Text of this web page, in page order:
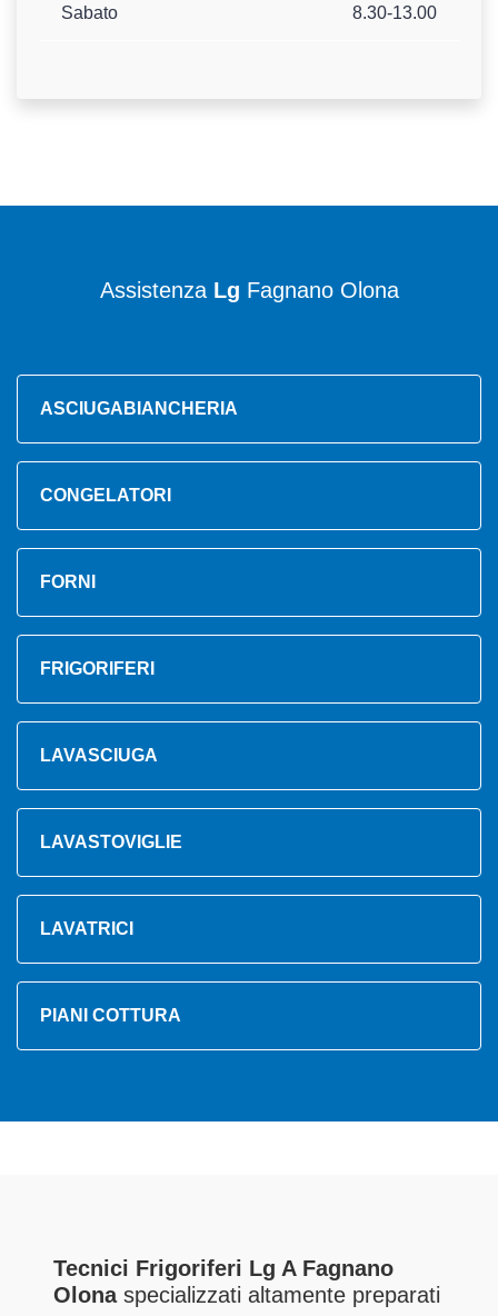
Sabato 8.30-13.00
Assistenza Lg Fagnano Olona
ASCIUGABIANCHERIA
CONGELATORI
FORNI
FRIGORIFERI
LAVASCIUGA
LAVASTOVIGLIE
LAVATRICI
PIANI COTTURA
Tecnici Frigoriferi Lg A Fagnano
Olonaspecializzati altamente preparati